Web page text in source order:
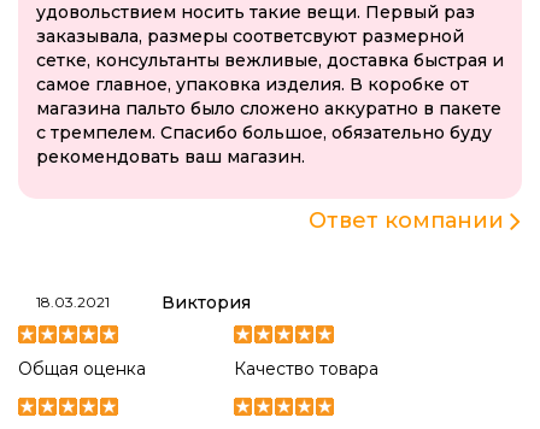
удовольствием носить такие вещи. Первый раз
заказывала, размеры соответсвуют размерной
сетке, консультанты вежливые, доставка быстрая и
самое главное, упаковка изделия. В коробке от
магазина пальто было сложено аккуратно в пакете
с тремпелем. Спасибо большое, обязательно буду
рекомендовать ваш магазин.
Ответ компании
18.03.2021 Виктория
Общая оценка Качество товара